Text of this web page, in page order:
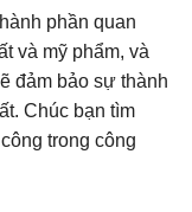
phần quan
và mỹ phẩm, và
đảm bảo sự thành
Chúc bạn tìm
trong công